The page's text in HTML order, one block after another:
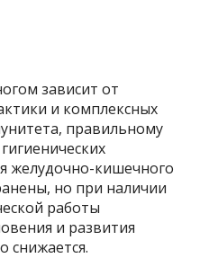
зависит от
и комплексных
правильному
желудочно-кишечного
но при наличии
работы
и развития
снижается.